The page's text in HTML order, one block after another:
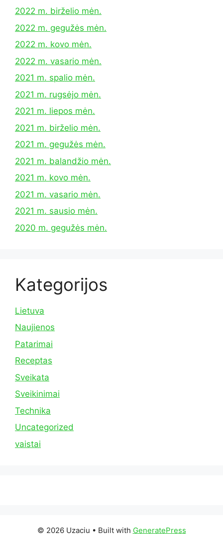
2022 m. birželio mėn.
2022 m. gegužės mėn.
2022 m. kovo mėn.
2022 m. vasario mėn.
2021 m. spalio mėn.
2021 m. rugsėjo mėn.
2021 m. liepos mėn.
2021 m. birželio mėn.
2021 m. gegužės mėn.
2021 m. balandžio mėn.
2021 m. kovo mėn.
2021 m. vasario mėn.
2021 m. sausio mėn.
2020 m. gegužės mėn.
Kategorijos
Lietuva
Naujienos
Patarimai
Receptas
Sveikata
Sveikinimai
Technika
Uncategorized
vaistai
© 2026 Uzaciu • Built with GeneratePress